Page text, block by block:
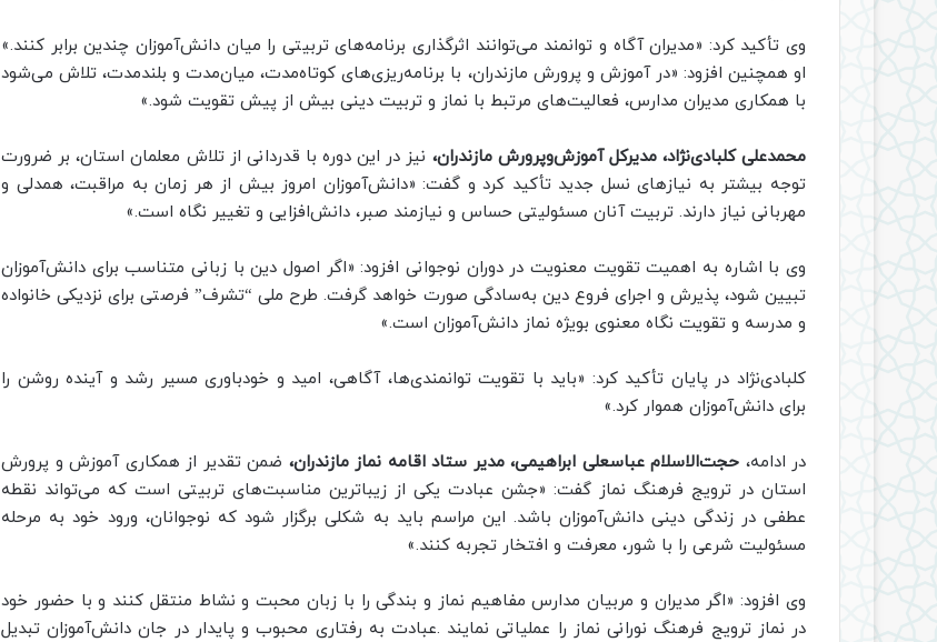
وی تأکید کرد: «مدیران آگاه و توانمند می‌توانند اثرگذاری برنامه‌های تربیتی را میان دانش‌آموزان چندین برابر کنند.»
او همچنین افزود: «در آموزش و پرورش مازندران، با برنامه‌ریزی‌های کوتاه‌مدت، میان‌مدت و بلندمدت، تلاش می‌شود
با همکاری مدیران مدارس، فعالیت‌های مرتبط با نماز و تربیت دینی بیش از پیش تقویت شود.»
محمدعلی کلبادی‌نژاد، مدیرکل آموزش‌وپرورش مازندران، نیز در این دوره با قدردانی از تلاش معلمان استان، بر ضرورت
توجه بیشتر به نیازهای نسل جدید تأکید کرد و گفت: «دانش‌آموزان امروز بیش از هر زمان به مراقبت، همدلی و
مهربانی نیاز دارند. تربیت آنان مسئولیتی حساس و نیازمند صبر، دانش‌افزایی و تغییر نگاه است.»
وی با اشاره به اهمیت تقویت معنویت در دوران نوجوانی افزود: «اگر اصول دین با زبانی متناسب برای دانش‌آموزان
تبیین شود، پذیرش و اجرای فروع دین به‌سادگی صورت خواهد گرفت. طرح ملی “تشرف” فرصتی برای نزدیکی خانواده
و مدرسه و تقویت نگاه معنوی بویژه نماز دانش‌آموزان است.»
کلبادی‌نژاد در پایان تأکید کرد: «باید با تقویت توانمندی‌ها، آگاهی، امید و خودباوری مسیر رشد و آینده روشن را
برای دانش‌آموزان هموار کرد.»
در ادامه، حجت‌الاسلام عباسعلی ابراهیمی، مدیر ستاد اقامه نماز مازندران، ضمن تقدیر از همکاری آموزش و پرورش
استان در ترویج فرهنگ نماز گفت: «جشن عبادت یکی از زیباترین مناسبت‌های تربیتی است که می‌تواند نقطه
عطفی در زندگی دینی دانش‌آموزان باشد. این مراسم باید به شکلی برگزار شود که نوجوانان، ورود خود به مرحله
مسئولیت شرعی را با شور، معرفت و افتخار تجربه کنند.»
وی افزود: «اگر مدیران و مربیان مدارس مفاهیم نماز و بندگی را با زبان محبت و نشاط منتقل کنند و با حضور خود
در نماز ترویج فرهنگ نورانی نماز را عملیاتی نمایند .عبادت به رفتاری محبوب و پایدار در جان دانش‌آموزان تبدیل